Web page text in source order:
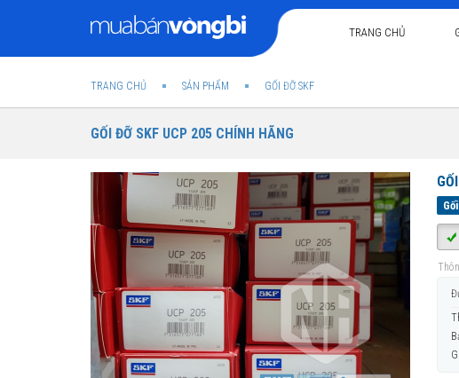
TRANG CHỦ
TRANG CHỦ SẢN PHẨM GỐI ĐỠ SKF
GỐI ĐỠ SKF UCP 205 CHÍNH HÃNG